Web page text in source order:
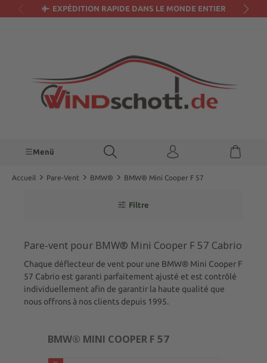
principalEXPÉDITION RAPIDE DANS LE MONDE ENTIER
Menü
Accueil Pare-Vent BMW® BMW® Mini Cooper F 57
Filtre
Pare-vent pour BMW® Mini Cooper F 57 Cabrio
Chaque déflecteur de vent pour une BMW® Mini Cooper F
57 Cabrio est garanti parfaitement ajusté et est contrôlé
individuellement afin de garantir la haute qualité que
nous offrons à nos clients depuis 1995.
BMW® MINI COOPER F 57